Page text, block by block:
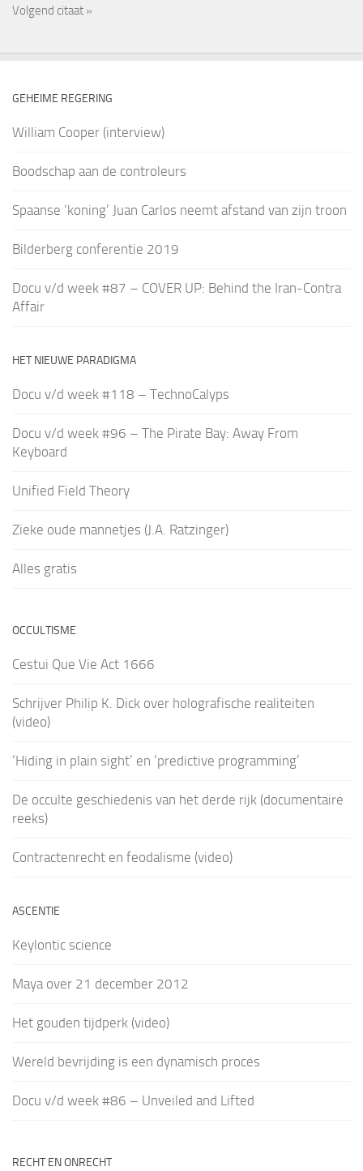
Volgend citaat »
GEHEIME REGERING
William Cooper (interview)
Boodschap aan de controleurs
Spaanse ‘koning’ Juan Carlos neemt afstand van zijn troon
Bilderberg conferentie 2019
Docu v/d week #87 – COVER UP: Behind the Iran-Contra
Affair
HET NIEUWE PARADIGMA
Docu v/d week #118 – TechnoCalyps
Docu v/d week #96 – The Pirate Bay: Away From
Keyboard
Unified Field Theory
Zieke oude mannetjes (J.A. Ratzinger)
Alles gratis
OCCULTISME
Cestui Que Vie Act 1666
Schrijver Philip K. Dick over holografische realiteiten
(video)
‘Hiding in plain sight’ en ‘predictive programming’
De occulte geschiedenis van het derde rijk (documentaire
reeks)
Contractenrecht en feodalisme (video)
ASCENTIE
Keylontic science
Maya over 21 december 2012
Het gouden tijdperk (video)
Wereld bevrijding is een dynamisch proces
Docu v/d week #86 – Unveiled and Lifted
RECHT EN ONRECHT